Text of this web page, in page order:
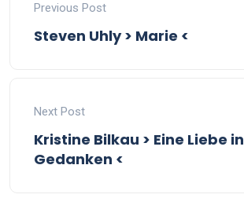
Previous Post
Steven Uhly > Marie <
Next Post
Kristine Bilkau > Eine Liebe in
Gedanken <